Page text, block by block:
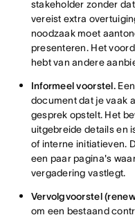
stakeholder zonder
vereist extra
noodzaak moet
presenteren. Het
hebt van andere
Informeel voorstel.
document dat je vaak
gesprek opstelt. Het
uitgebreide details en
of interne initiatieven.
een paar pagina's
vergadering vastlegt.
Vervolgvoorstel
om een bestaand